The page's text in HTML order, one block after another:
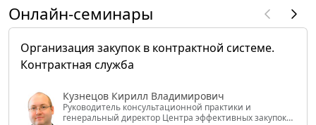
Онлайн-семинары
Организация закупок в контрактной системе.
Контрактная служба
Кузнецов Кирилл Владимирович
Руководитель консультационной практики и
генеральный директор Центра эффективных закупок